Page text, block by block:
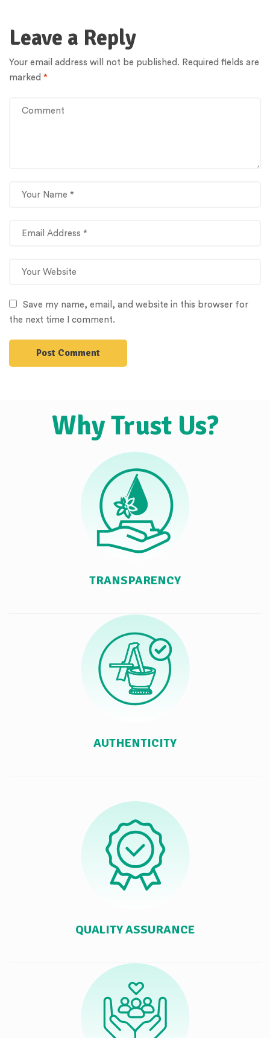
Leave a Reply
Your email address will not be published. Required fields are
marked *
Save my name, email, and website in this browser for
the next time I comment.
Why Trust Us?
TRANSPARENCY
AUTHENTICITY
QUALITY ASSURANCE